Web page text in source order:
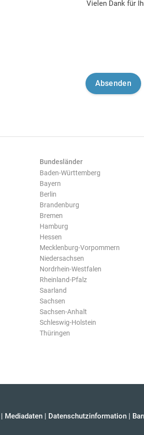
Vielen Dank für
Bundesländer
Baden-Württemberg
Bayern
Berlin
Brandenburg
Bremen
Hamburg
Hessen
Mecklenburg-Vorpommern
Niedersachsen
Nordrhein-Westfalen
Rheinland-Pfalz
Saarland
Sachsen
Sachsen-Anhalt
Schleswig-Holstein
Thüringen
| Mediadaten | Datenschutzinformation |